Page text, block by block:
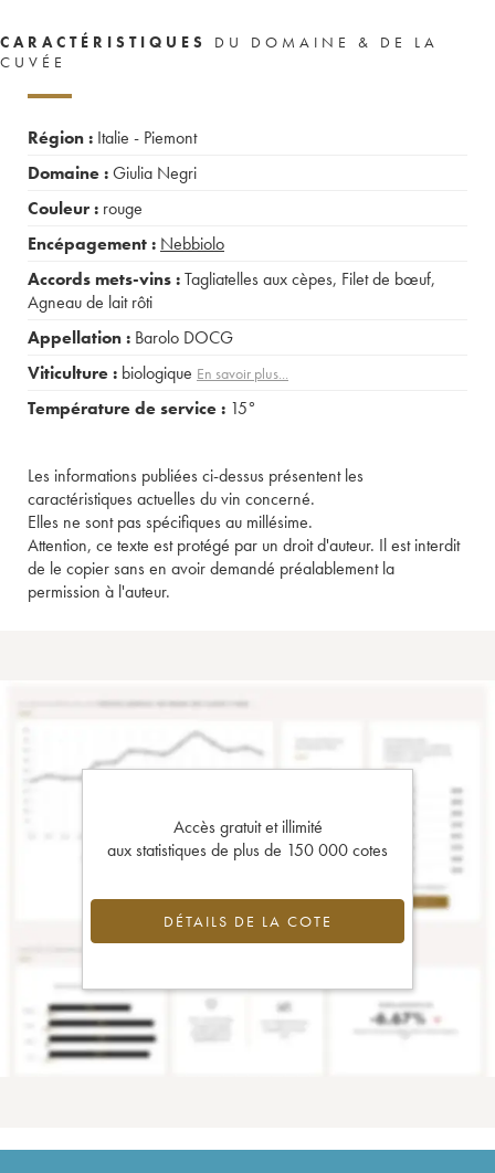
CARACTÉRISTIQUES
DU DOMAINE & DE LA
CUVÉE
Région : Italie - Piemont
Domaine :Giulia Negri
Couleur : rouge
Encépagement : Nebbiolo
Accords mets-vins :Tagliatelles aux cèpes, Filet de bœuf,
Agneau de lait rôti
Appellation : Barolo DOCG
Viticulture : biologique En savoir plus...
Température de service : 15°
Les informations publiées ci-dessus présentent les
caractéristiques actuelles du vin concerné.
Elles ne sont pas spécifiques au millésime.
Attention, ce texte est protégé par un droit d'auteur. Il est interdit
de le copier sans en avoir demandé préalablement la
permission à l'auteur.
Accès gratuit et illimité
aux statistiques de plus de 150 000 cotes
DÉTAILS DE LA COTE